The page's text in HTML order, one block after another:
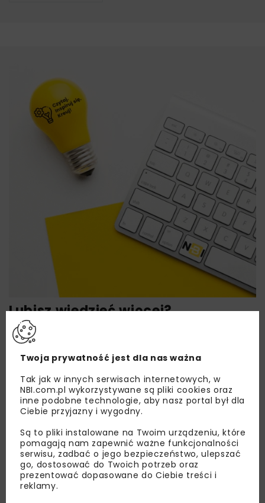
Lubisz wiedzieć więcej?
Zapisz się do newslettera aby otrzymywać od
nas najlepsze informacje branżowe,
zaproszenia na wydarzenia, atrakcyjne oferty i
dedykowane akcje specjalne.
Zapoznałam/em się zPolityką Prywatnościi
Regulaminem oraz wyrażam zgodę na otrzymywanie na
podany przeze mnie adres e-mail korespondencji
handlowej w postaci newslettera.
Twoja prywatność jest dla nas ważna
Tak jak w innych serwisach internetowych, w
NBI.com.pl wykorzystywane są pliki cookies oraz
inne podobne technologie, aby nasz portal był dla
Ciebie przyjazny i wygodny.
Są to pliki instalowane na Twoim urządzeniu, które
pomagają nam zapewnić ważne funkcjonalności
serwisu, zadbać o jego bezpieczeństwo, ulepszać
go, dostosować do Twoich potrzeb oraz
prezentować dopasowane do Ciebie treści i
reklamy.